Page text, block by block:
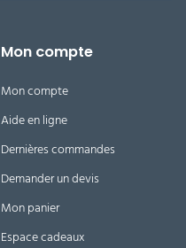
Mon compte
Mon compte
Aide en ligne
Dernières commandes
Demander un devis
Mon panier
Espace cadeaux